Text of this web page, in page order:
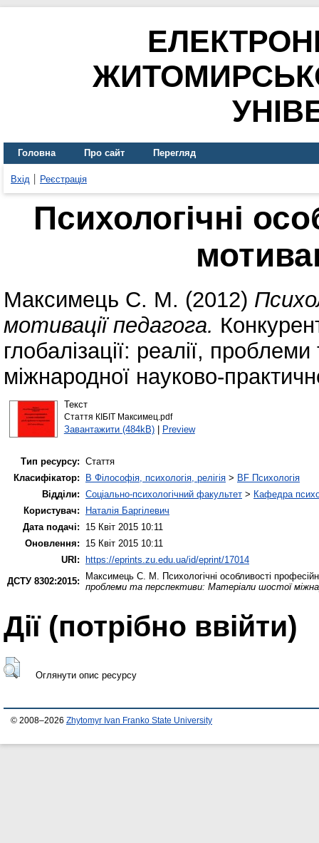
Головна Про сайт Перегляд
Вхід Реєстрація
Психологічні
Максимець С. М. (2012)
мотивації педагога.
глобалізації: реалії,
міжнародної науково-
Текст
Стаття КІБІТ Максимец.pdf
Завантажити (484kB)| Preview
Тип ресурсу: Стаття
Класифікатор:
B Філософія, психологія, релігія > BF Психологія
Відділи: Соціально-психологічний факультет > Кафедра
Користувач:
Наталія Баргілевич
Дата подачі:
15 Квіт 2015 10:11
Оновлення:
15 Квіт 2015 10:11
URI:
https://eprints.zu.edu.ua/id/eprint/17014
ДСТУ 8302:2015:
Максимець С. М. Психологічні особливості
проблеми та перспективи: Матеріали шостої
Дії ​​(потрібно ввійти)
Оглянути опис ресурсу
© 2008–2026 Zhytomyr Ivan Franko State University